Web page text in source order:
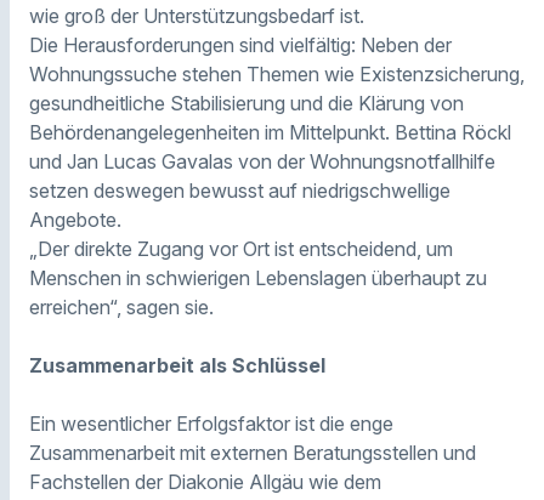
wie groß der Unterstützungsbedarf ist.
Die Herausforderungen sind vielfältig: Neben der
Wohnungssuche stehen Themen wie Existenzsicherung,
gesundheitliche Stabilisierung und die Klärung von
Behördenangelegenheiten im Mittelpunkt. Bettina Röckl
und Jan Lucas Gavalas von der Wohnungsnotfallhilfe
setzen deswegen bewusst auf niedrigschwellige
Angebote.
„Der direkte Zugang vor Ort ist entscheidend, um
Menschen in schwierigen Lebenslagen überhaupt zu
erreichen“, sagen sie.
Zusammenarbeit als Schlüssel
Ein wesentlicher Erfolgsfaktor ist die enge
Zusammenarbeit mit externen Beratungsstellen und
Fachstellen der Diakonie Allgäu wie dem